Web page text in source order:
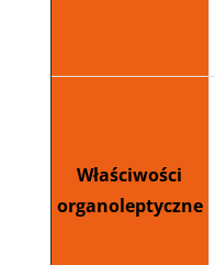
Właściwości
organoleptyczne